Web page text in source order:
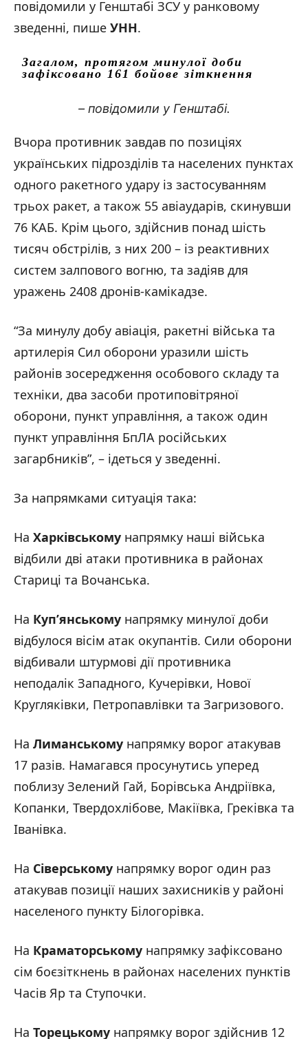
повідомили у Генштабі ЗСУ у ранковому
зведенні, пише УНН.
Загалом, протягом минулої доби
зафіксовано 161 бойове зіткнення
– повідомили у Генштабі.
Вчора противник завдав по позиціях
українських підрозділів та населених пунктах
одного ракетного удару із застосуванням
трьох ракет, а також 55 авіаударів, скинувши
76 КАБ. Крім цього, здійснив понад шість
тисяч обстрілів, з них 200 – із реактивних
систем залпового вогню, та задіяв для
уражень 2408 дронів-камікадзе.
“За минулу добу авіація, ракетні війська та
артилерія Сил оборони уразили шість
районів зосередження особового складу та
техніки, два засоби протиповітряної
оборони, пункт управління, а також один
пункт управління БпЛА російських
загарбників”, – ідеться у зведенні.
За напрямками ситуація така:
На Харківському напрямку наші війська
відбили дві атаки противника в районах
Стариці та Вочанська.
На Куп’янському напрямку минулої доби
відбулося вісім атак окупантів. Сили оборони
відбивали штурмові дії противника
неподалік Западного, Кучерівки, Нової
Кругляківки, Петропавлівки та Загризового.
На Лиманському напрямку ворог атакував
17 разів. Намагався просунутись уперед
поблизу Зелений Гай, Борівська Андріївка,
Копанки, Твердохлібове, Макіївка, Греківка та
Іванівка.
На Сіверському напрямку ворог один раз
атакував позиції наших захисників у районі
населеного пункту Білогорівка.
На Краматорському напрямку зафіксовано
сім боєзіткнень в районах населених пунктів
Часів Яр та Ступочки.
На Торецькому напрямку ворог здійснив 12